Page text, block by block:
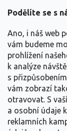
Podělíte se s
Ano, i náš web
vám budeme
prohlížení
k analýze
s
vám zobrazí
otravovat. S
a osobní údaje
reklamních
Vše o nákupu
Informace pro
Kontakujte nás